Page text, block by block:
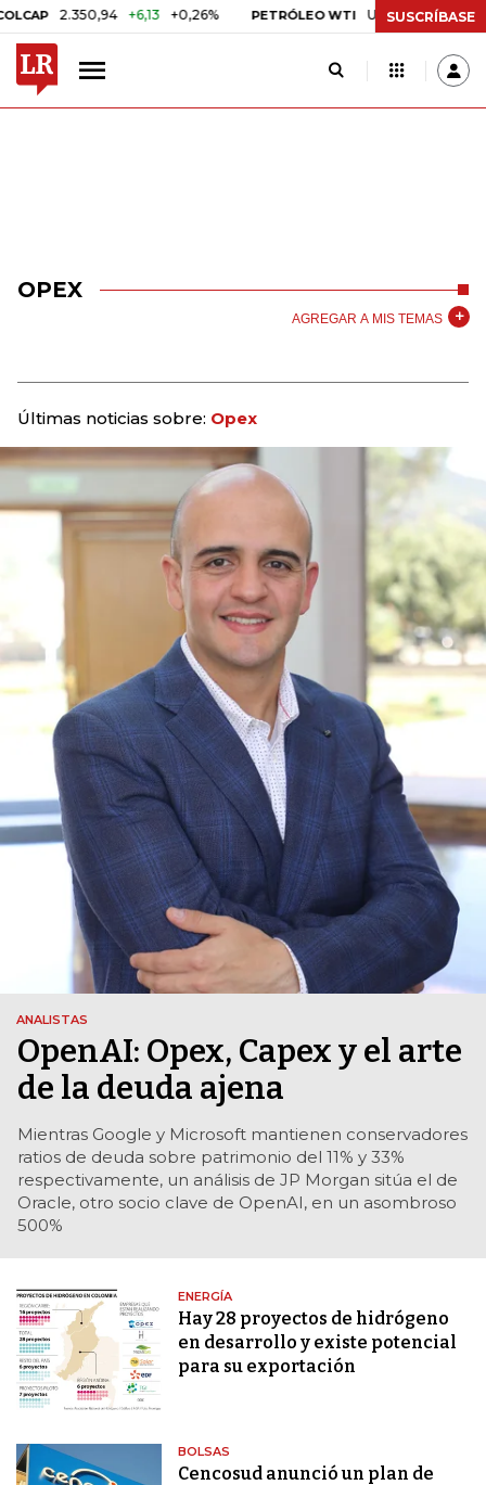
2.350,94 +6,13 +0,26% PETRÓLEO WTI US$ 78,01 US$ 2,92
SUSCRÍBASE
OPEX
AGREGAR A MIS TEMAS
Últimas noticias sobre: Opex
ANALISTAS
OpenAI: Opex, Capex y el arte
de la deuda ajena
Mientras Google y Microsoft mantienen conservadores
ratios de deuda sobre patrimonio del 11% y 33%
respectivamente, un análisis de JP Morgan sitúa el de
Oracle, otro socio clave de OpenAI, en un asombroso
500%
ENERGÍA
Hay 28 proyectos de hidrógeno
en desarrollo y existe potencial
para su exportación
BOLSAS
Cencosud anunció un plan de